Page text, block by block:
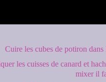
Cuire les cubes de potiron
les cuisses de canard et
mixer il